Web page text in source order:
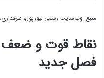
منبع: وب‌سایت رسمی لیورپول، طرفداری، ۴ آگوست ۲۰۲۵
نقاط قوت و ضعف
فصل جدید